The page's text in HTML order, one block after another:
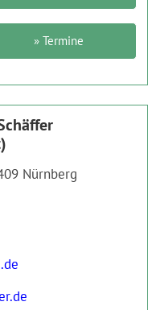
» Termine
Nürnberg